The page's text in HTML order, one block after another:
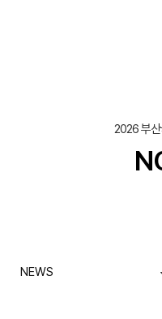
2026 부
NEWS